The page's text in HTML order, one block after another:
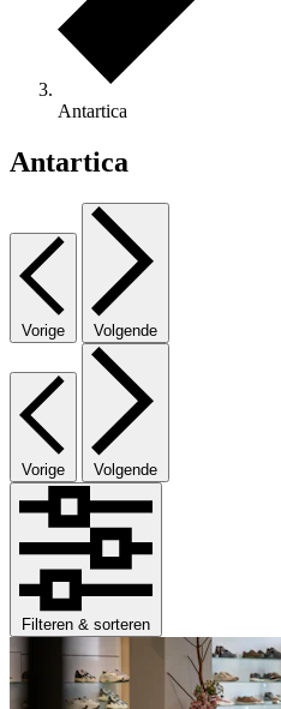
Antartica
Antartica
Vorige Volgende
Vorige Volgende
Filteren & sorteren